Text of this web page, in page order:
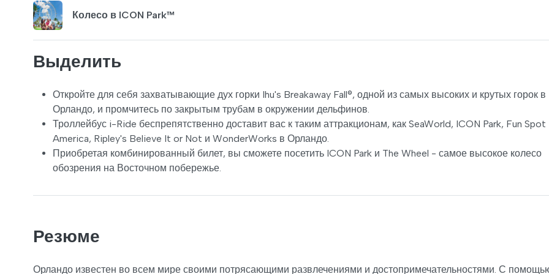
Колесо в ICON Park™
Выделить
Откройте для себя захватывающие дух горки Ihu's Breakaway Fall®, одной из самых высоких и крутых горок в
Орландо, и промчитесь по закрытым трубам в окружении дельфинов.
Троллейбус i-Ride беспрепятственно доставит вас к таким аттракционам, как SeaWorld, ICON Park, Fun Spot
America, Ripley's Believe It or Not и WonderWorks в Орландо.
Приобретая комбинированный билет, вы сможете посетить ICON Park и The Wheel - самое высокое колесо
обозрения на Восточном побережье.
Резюме
Орландо известен во всем мире своими потрясающими развлечениями и достопримечательностями. С